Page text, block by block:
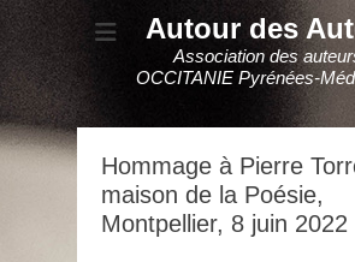
Autour des
Association des
OCCITANIE Pyrénées-
Hommage à Pierre
maison de la Poésie,
Montpellier, 8 juin 2022